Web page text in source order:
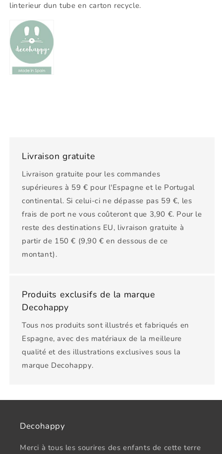
linterieur dun tube en carton recycle.
Livraison gratuite
Livraison gratuite pour les commandes
supérieures à 59 € pour l'Espagne et le Portugal
continental. Si celui-ci ne dépasse pas 59 €, les
frais de port ne vous coûteront que 3,90 €. Pour le
reste des destinations EU, livraison gratuite à
partir de 150 € (9,90 € en dessous de ce
montant).
Produits exclusifs de la marque
Decohappy
Tous nos produits sont illustrés et fabriqués en
Espagne, avec des matériaux de la meilleure
qualité et des illustrations exclusives sous la
marque Decohappy.
Decohappy
Merci à tous les sourires des enfants de cette terre